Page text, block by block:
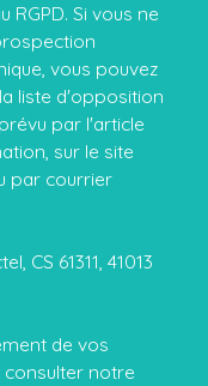
Si vous ne
vous pouvez
liste d'opposition
par l'article
sur le site
par courrier
CS 61311, 41013
de vos
consulter notre